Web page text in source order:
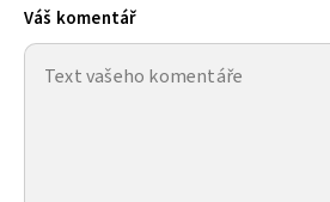
Váš komentář